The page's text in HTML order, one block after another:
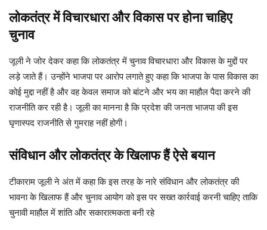
लोकतंत्र में विचारधारा और विकास पर होना चाहिए
चुनाव
जूली ने जोर देकर कहा कि लोकतंत्र में चुनाव विचारधारा और विकास के मुद्दों पर
लड़े जाते हैं। उन्होंने भाजपा पर आरोप लगाते हुए कहा कि भाजपा के पास विकास का
कोई मुद्दा नहीं है और वह केवल समाज को बांटने और भय का माहौल पैदा करने की
राजनीति कर रही है। जूली का मानना है कि प्रदेश की जनता भाजपा की इस
घृणास्पद राजनीति से गुमराह नहीं होगी।
संविधान और लोकतंत्र के खिलाफ हैं ऐसे बयान
टीकाराम जूली ने अंत में कहा कि इस तरह के नारे संविधान और लोकतंत्र की
भावना के खिलाफ हैं और चुनाव आयोग को इस पर सख्त कार्रवाई करनी चाहिए ताकि
चुनावी माहौल में शांति और सकारात्मकता बनी रहे